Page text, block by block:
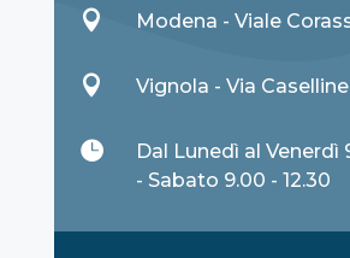
 Modena - Viale
 Vignola - Via

Dal Lunedì al Venerdì
- Sabato 9.00 - 12.30